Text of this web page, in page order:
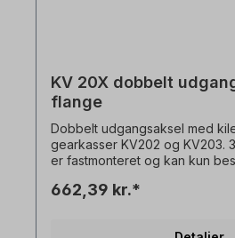
KV 20X dobbelt
flange
Dobbelt udgangsaksel med
gearkasser KV202 og KV203.
er fastmonteret og kan kun
bindende eksempler! Der
662,39 kr.*